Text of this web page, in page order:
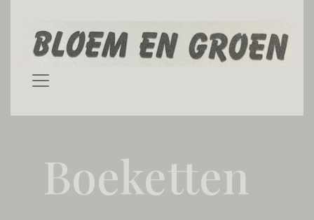
Boeketten